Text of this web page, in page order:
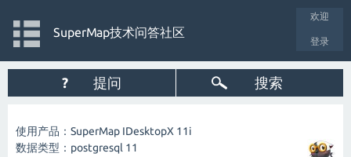
欢迎
登录
SuperMap技术问答社区
? 提问 搜索
使用产品：SuperMap IDesktopX 11i
数据类型：postgresql 11